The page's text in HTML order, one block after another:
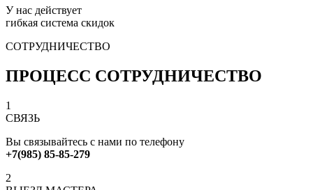
У нас действует
гибкая система скидок
СОТРУДНИЧЕСТВО
ПРОЦЕСС СОТРУДНИЧЕСТВО
1
СВЯЗЬ
Вы связывайтесь с нами по телефону
+7(985) 85-85-279
2